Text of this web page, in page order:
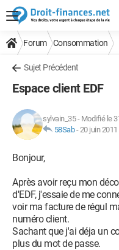
Forum Consommation
Sujet Précédent
Espace client EDF
sylvain_35- Modifié le
58Sab-20 juin
Bonjour,
Après avoir reçu mon
d'EDF, j'essaie de me
voir ma facture de régul
numéro client.
Sachant que j'ai déja un
plus du mot de passe.